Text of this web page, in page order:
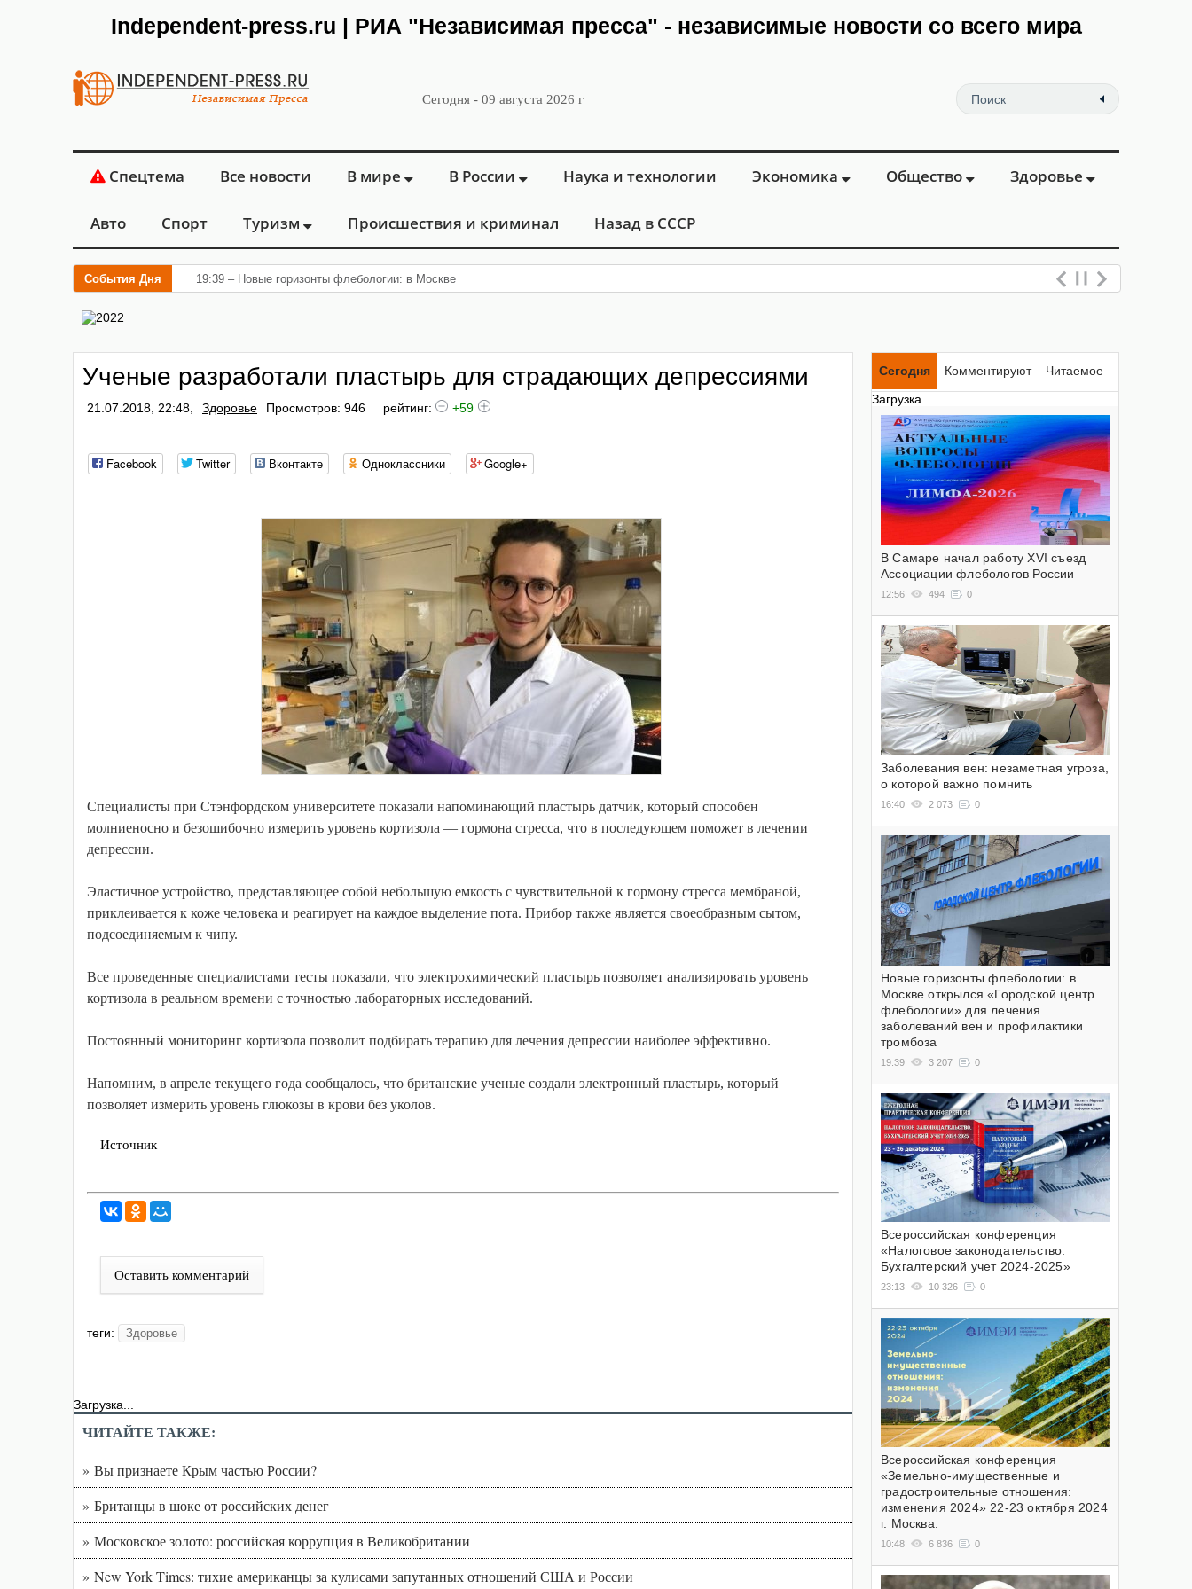
Independent-press.ru | РИА "Независимая пресса" - независимые новости со всего мира
Сегодня - 09 августа 2026 г
Спецтема Все новости В мире В России Наука и технологии Экономика Общество Здоровье
Авто Спорт Туризм Происшествия и криминал Назад в СССР
События Дня 19:39 – Новые горизонты флебологии: в Москве открылся «Городской цен
Ученые разработали пластырь для страдающих депрессиями
21.07.2018, 22:48, Здоровье Просмотров: 946 рейтинг: +59
Facebook Twitter Вконтакте Одноклассники Google+
Специалисты при Стэнфордском университете показали напоминающий пластырь датчик, который способен
молниеносно и безошибочно измерить уровень кортизола — гормона стресса, что в последующем поможет в лечении
депрессии.
Эластичное устройство, представляющее собой небольшую емкость с чувствительной к гормону стресса мембраной,
приклеивается к коже человека и реагирует на каждое выделение пота. Прибор также является своеобразным сытом,
подсоединяемым к чипу.
Все проведенные специалистами тесты показали, что электрохимический пластырь позволяет анализировать уровень
кортизола в реальном времени с точностью лабораторных исследований.
Постоянный мониторинг кортизола позволит подбирать терапию для лечения депрессии наиболее эффективно.
Напомним, в апреле текущего года сообщалось, что британские ученые создали электронный пластырь, который
позволяет измерить уровень глюкозы в крови без уколов.
Источник
Оставить комментарий
теги: Здоровье
Загрузка...
ЧИТАЙТЕ ТАКЖЕ:
» Вы признаете Крым частью России?
» Британцы в шоке от российских денег
» Московское золото: российская коррупция в Великобритании
» New York Times: тихие американцы за кулисами запутанных отношений США и России
Сегодня Комментируют
Читаемое
Загрузка...
В Самаре начал работу XVI съезд
Ассоциации флебологов России
12:56 494 0
Заболевания вен: незаметная угроза,
о которой важно помнить
16:40 2 073 0
Новые горизонты флебологии: в
Москве открылся «Городской центр
флебологии» для лечения
заболеваний вен и профилактики
тромбоза
19:39 3 207 0
Всероссийская конференция
«Налоговое законодательство.
Бухгалтерский учет 2024-2025»
23:13 10 326 0
Всероссийская конференция
«Земельно-имущественные и
градостроительные отношения:
изменения 2024» 22-23 октября 2024
г. Москва.
10:48 6 836 0